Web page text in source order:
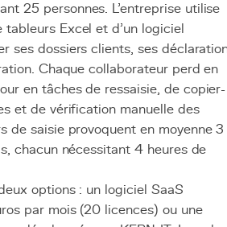
25 personnes. L'entreprise utilise
tableurs Excel et d'un logiciel
ses dossiers clients, ses
Chaque collaborateur perd en
en tâches de ressaisie, de copier-
et de vérification manuelle des
de saisie provoquent en moyenne 3
chacun nécessitant 4 heures de
options : un logiciel SaaS
par mois (20 licences) ou une